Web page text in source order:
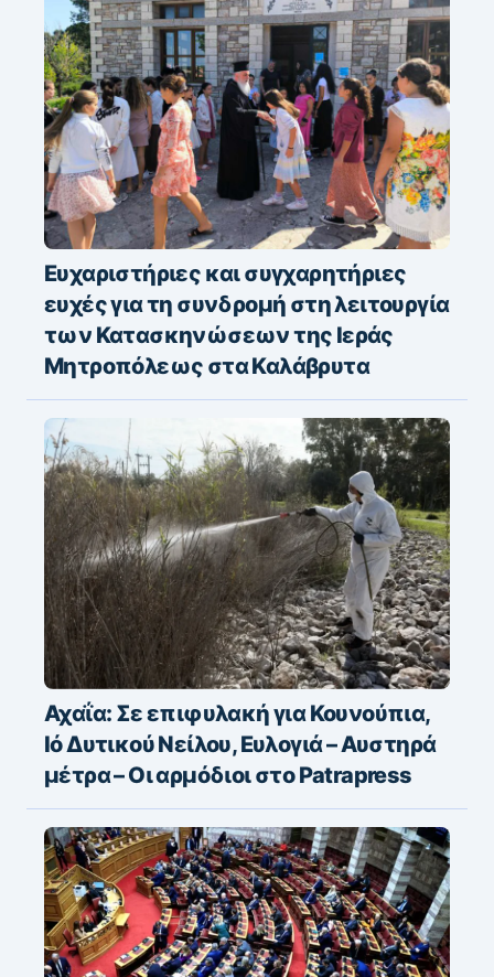
Ευχαριστήριες και συγχαρητήριες
ευχές για τη συνδρομή στη λειτουργία
των Κατασκηνώσεων της Ιεράς
Μητροπόλεως στα Καλάβρυτα
Αχαΐα: Σε επιφυλακή για Κουνούπια,
Ιό Δυτικού Νείλου, Ευλογιά – Αυστηρά
μέτρα – Οι αρμόδιοι στο Patrapress